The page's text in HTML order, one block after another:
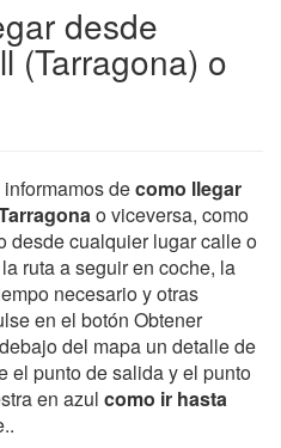
desde
(Tarragona) o
decomo llegar
o viceversa, como
desde cualquier lugar calle o
ruta a seguir en coche, la
necesario y otras
en el botón Obtener
del mapa un detalle de
el punto de salida y el punto
en azul como ir hasta